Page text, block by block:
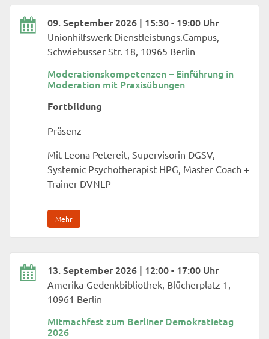
09. September 2026 | 15:30 - 19:00 Uhr
Unionhilfswerk Dienstleistungs.Campus,
Schwiebusser Str. 18, 10965 Berlin
Moderationskompetenzen – Einführung in
Moderation mit Praxisübungen
Fortbildung
Präsenz
Mit Leona Petereit, Supervisorin DGSV,
Systemic Psychotherapist HPG, Master Coach +
Trainer DVNLP
Mehr
13. September 2026 | 12:00 - 17:00 Uhr
Amerika-Gedenkbibliothek, Blücherplatz 1,
10961 Berlin
Mitmachfest zum Berliner Demokratietag
2026